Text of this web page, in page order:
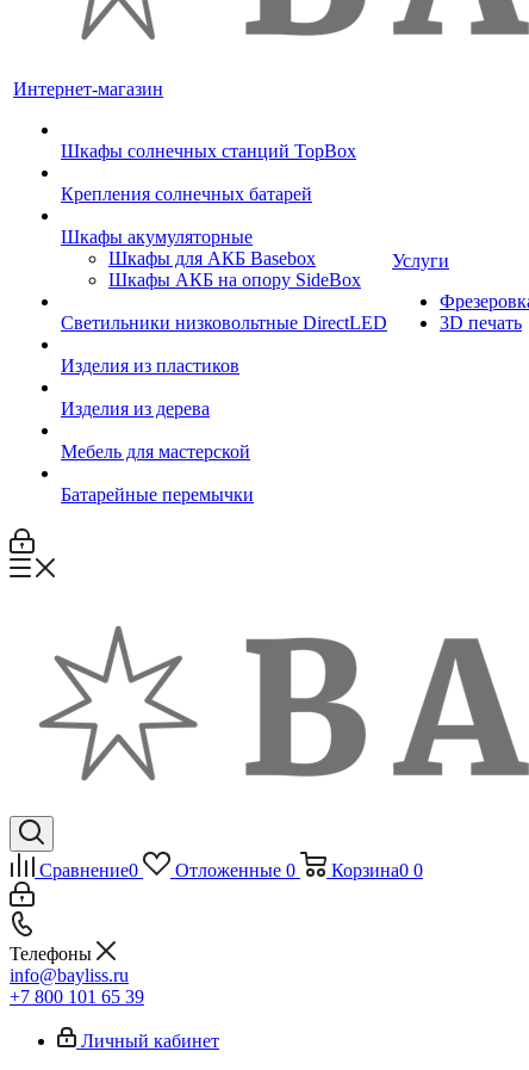
Интернет-магазин
Шкафы солнечных станций TopBox
Крепления солнечных батарей
Шкафы акумуляторные
Шкафы для АКБ Basebox
Шкафы АКБ на опору SideBox
Светильники низковольтные DirectLED
Изделия из пластиков
Изделия из дерева
Мебель для мастерской
Батарейные перемычки
Услуги
3D печать
Сравнение0 Отложенные 0 Корзина0 0
Телефоны
info@bayliss.ru
+7 800 101 65 39
Личный кабинет